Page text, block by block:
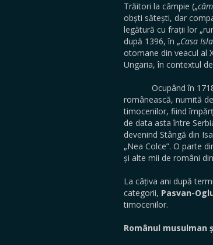
Trăitori la câmpie („
obști sătești, dar
legătură cu frații lor
după 1396, în „Casa
otomane din veacul al
Ungaria, în contextul
Ocupând în 1718,
românească, numită
timocenilor, fiind
de data asta între
devenind Stângă din
„Nea Colce”. O parte
și alte mii de români
La câțiva ani după
categorii, Pasvan-
timocenilor.
Românul musulman